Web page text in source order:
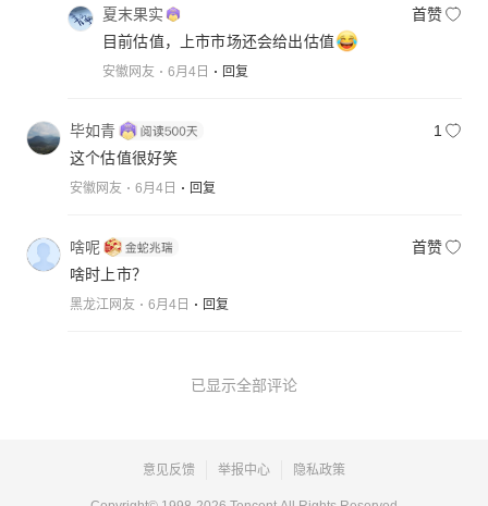
夏末果实
首赞
目前估值，上市市场还会给出估值
安徽网友 6月4日 回复
毕如青
1
这个估值很好笑
安徽网友 6月4日 回复
啥呢
首赞
啥时上市？
黑龙江网友 6月4日 回复
已显示全部评论
意见反馈 举报中心 隐私政策